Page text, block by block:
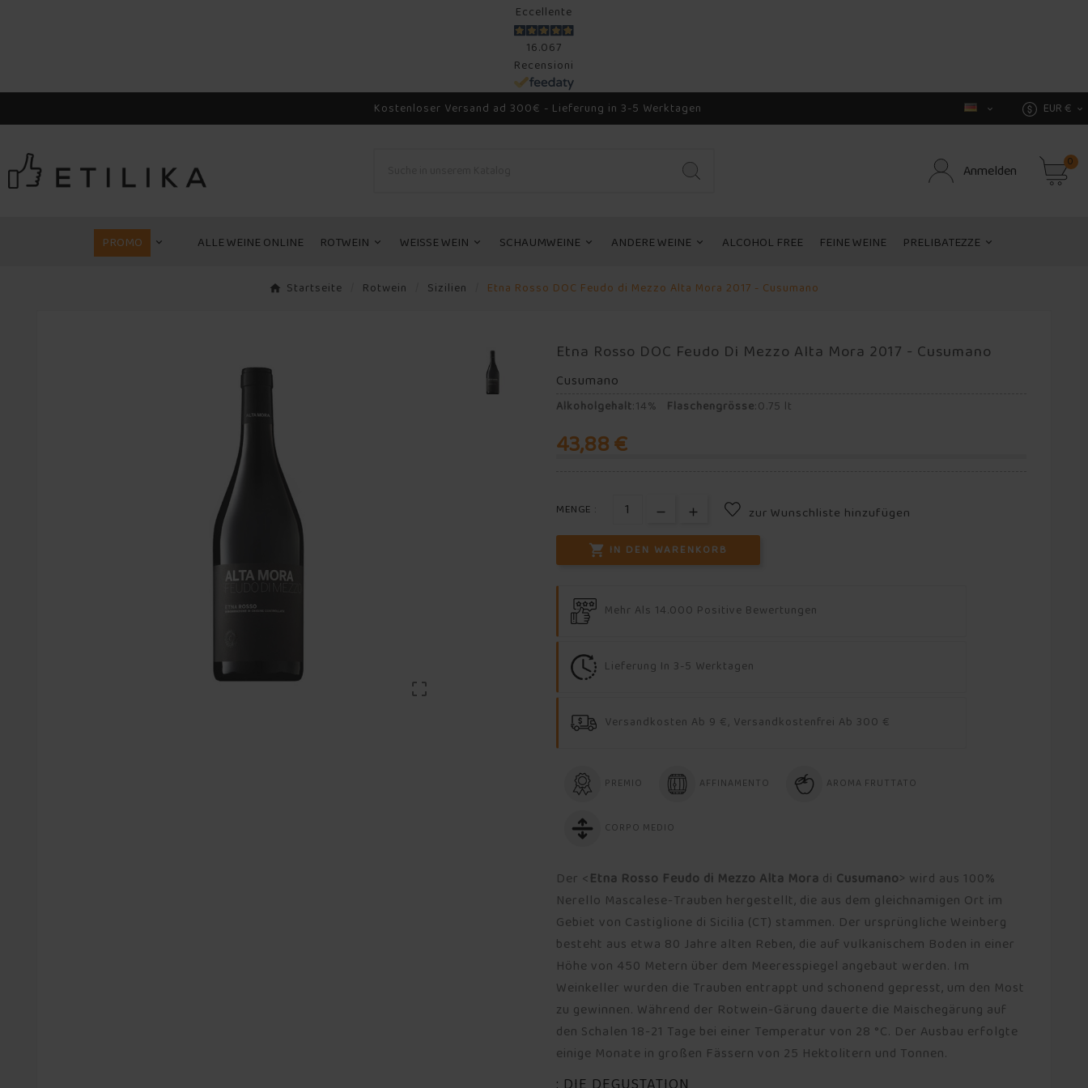
Eccellente
16.067
Recensioni
Kostenloser Versand ad 300€ - Lieferung in 3-5 Werktagen  EUR € 
Anmelden 0
PROMO ALLE WEINE ONLINE ROTWEIN WEISSE WEIN SCHAUMWEINE ANDERE WEINE ALCOHOL FREE FEINE WEINE PRELIBATEZZE
Startseite Rotwein Sizilien Etna Rosso DOC Feudo di Mezzo Alta Mora 2017 - Cusumano

Etna Rosso DOC Feudo Di Mezzo Alta Mora 2017 - Cusumano
Cusumano
Alkoholgehalt:14% Flaschengrösse:0.75 lt
43,88 €
MENGE : zur Wunschliste hinzufügen
 IN DEN WARENKORB
Mehr Als 14.000 Positive Bewertungen
Lieferung In 3-5 Werktagen
Versandkosten Ab 9 €, Versandkostenfrei Ab 300 €
PREMIO AFFINAMENTO AROMA FRUTTATO
CORPO MEDIO
Der <Etna Rosso Feudo di Mezzo Alta Mora di Cusumano> wird aus 100%
Nerello Mascalese-Trauben hergestellt, die aus dem gleichnamigen Ort im
Gebiet von Castiglione di Sicilia (CT) stammen. Der ursprüngliche Weinberg
besteht aus etwa 80 Jahre alten Reben, die auf vulkanischem Boden in einer
Höhe von 450 Metern über dem Meeresspiegel angebaut werden. Im
Weinkeller wurden die Trauben entrappt und schonend gepresst, um den Most
zu gewinnen. Während der Rotwein-Gärung dauerte die Maischegärung auf
den Schalen 18-21 Tage bei einer Temperatur von 28 °C. Der Ausbau erfolgte
einige Monate in großen Fässern von 25 Hektolitern und Tonnen.